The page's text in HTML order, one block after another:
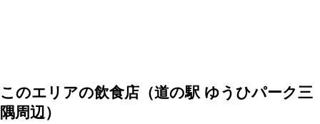
このエリアの飲食店（道の駅 ゆうひパーク三
隅周辺）